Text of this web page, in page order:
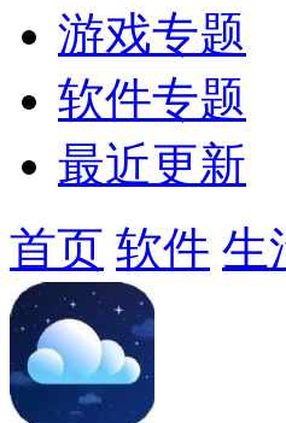
游戏专题
软件专题
最近更新
首页 软件 生